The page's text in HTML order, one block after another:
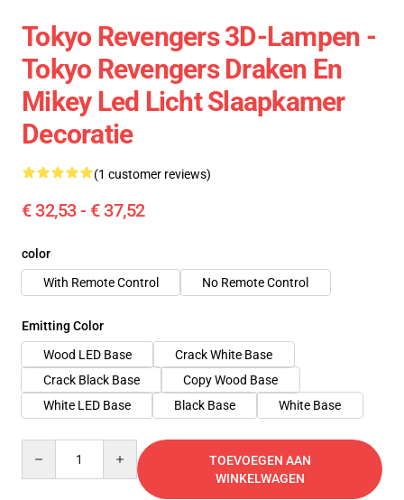
Tokyo Revengers 3D-Lampen -
Tokyo Revengers Draken En
Mikey Led Licht Slaapkamer
Decoratie
(1 customer reviews)
€ 32,53 - € 37,52
color
With Remote Control
No Remote Control
Emitting Color
Wood LED Base
Crack White Base
Crack Black Base
Copy Wood Base
White LED Base
Black Base White Base
TOEVOEGEN AAN
WINKELWAGEN